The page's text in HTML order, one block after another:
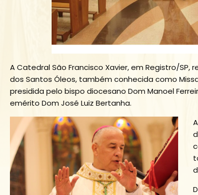
A Catedral São Francisco Xavier, em Registro/
dos Santos Óleos, também conhecida como
presidida pelo bispo diocesano Dom Manoel
emérito Dom José Luiz Bertanha.